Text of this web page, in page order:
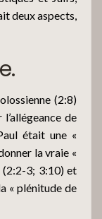
deux aspects,
(2:8)
de
était une «
la vraie «
(2:2-3; 3:10) et
« plénitude de